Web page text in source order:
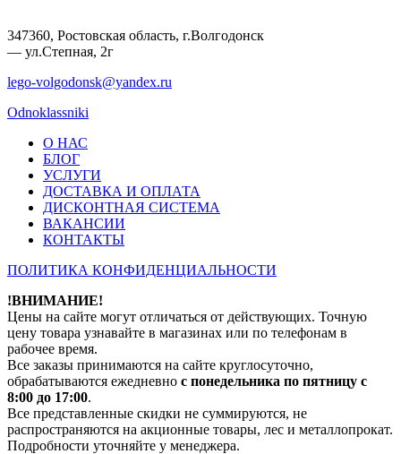
347360, Ростовская область, г.Волгодонск
— ул.Степная, 2г
lego-volgodonsk@yandex.ru
Odnoklassniki
О НАС
БЛОГ
УСЛУГИ
ДОСТАВКА И ОПЛАТА
ДИСКОНТНАЯ СИСТЕМА
ВАКАНСИИ
КОНТАКТЫ
ПОЛИТИКА КОНФИДЕНЦИАЛЬНОСТИ
!ВНИМАНИЕ!
Цены на сайте могут отличаться от действующих. Точную
цену товара узнавайте в магазинах или по телефонам в
рабочее время.
Все заказы принимаются на сайте круглосуточно,
обрабатываются ежедневно с понедельника по пятницу с
8:00 до 17:00.
Все представленные скидки не суммируются, не
распространяются на акционные товары, лес и металлопрокат.
Подробности уточняйте у менеджера.